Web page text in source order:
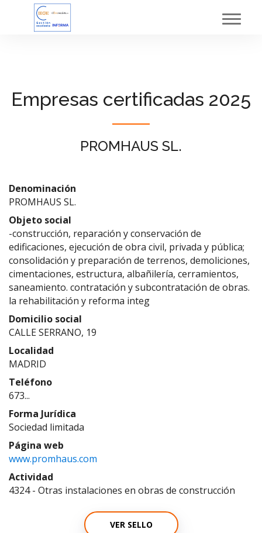
Empresas certificadas 2025
PROMHAUS SL.
Denominación
PROMHAUS SL.
Objeto social
-construcción, reparación y conservación de
edificaciones, ejecución de obra civil, privada y pública;
consolidación y preparación de terrenos, demoliciones,
cimentaciones, estructura, albañilería, cerramientos,
saneamiento. contratación y subcontratación de obras.
la rehabilitación y reforma integ
Domicilio social
CALLE SERRANO, 19
Localidad
MADRID
Teléfono
673...
Forma Jurídica
Sociedad limitada
Página web
www.promhaus.com
Actividad
4324 - Otras instalaciones en obras de construcción
VER SELLO